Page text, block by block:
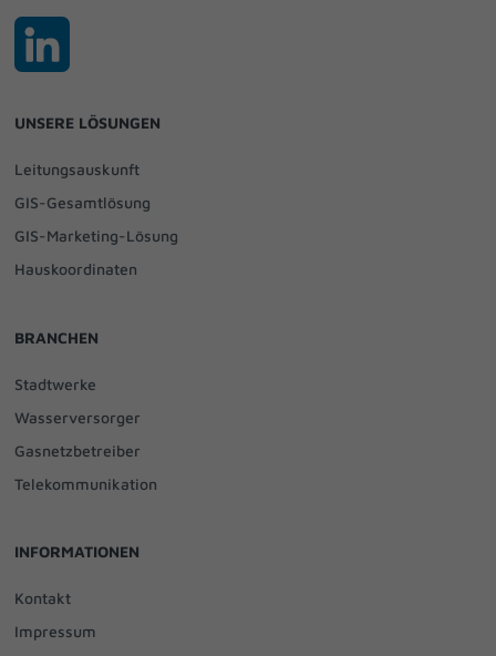
UNSERE LÖSUNGEN
Leitungsauskunft
GIS-Gesamtlösung
GIS-Marketing-Lösung
Hauskoordinaten
BRANCHEN
Stadtwerke
Wasserversorger
Gasnetzbetreiber
Telekommunikation
INFORMATIONEN
Kontakt
Impressum